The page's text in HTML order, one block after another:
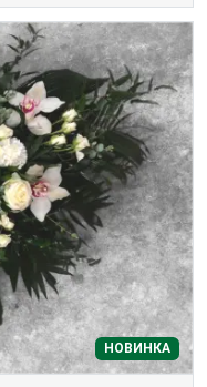
НОВИНКА